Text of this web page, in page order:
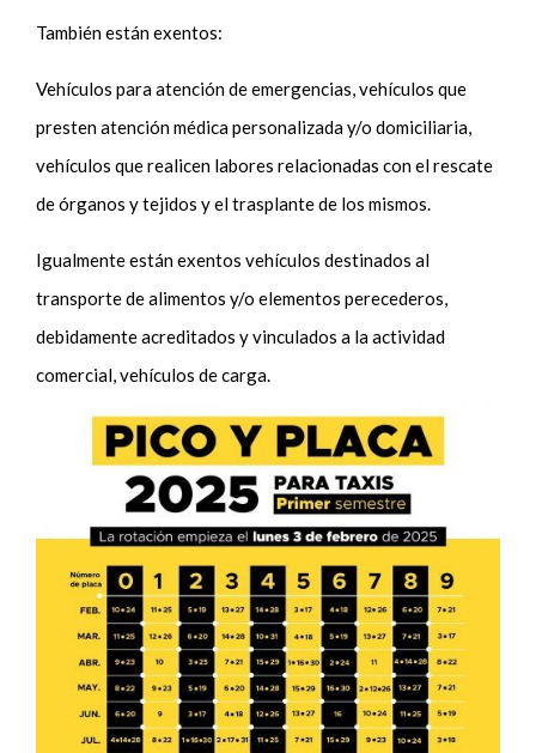
También están exentos:
Vehículos para atención de emergencias, vehículos que
presten atención médica personalizada y/o domiciliaria,
vehículos que realicen labores relacionadas con el rescate
de órganos y tejidos y el trasplante de los mismos.
Igualmente están exentos vehículos destinados al
transporte de alimentos y/o elementos perecederos,
debidamente acreditados y vinculados a la actividad
comercial, vehículos de carga.